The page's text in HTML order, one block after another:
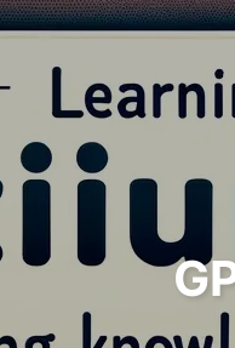
Suchen